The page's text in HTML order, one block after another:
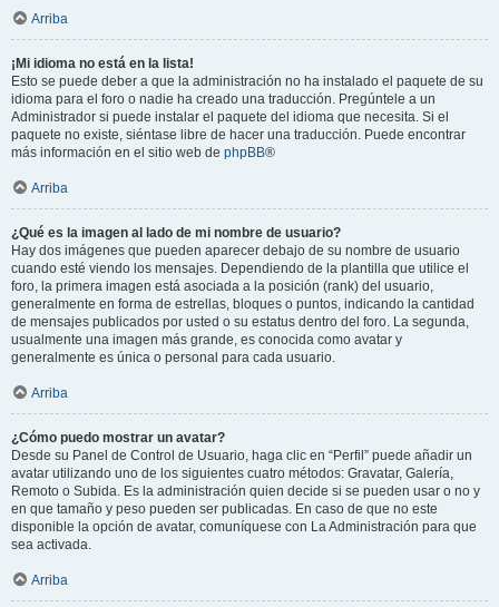
Arriba
¡Mi idioma no está en la lista!
Esto se puede deber a que la administración no ha instalado el paquete de su
idioma para el foro o nadie ha creado una traducción. Pregúntele a un
Administrador si puede instalar el paquete del idioma que necesita. Si el
paquete no existe, siéntase libre de hacer una traducción. Puede encontrar
más información en el sitio web de phpBB®
Arriba
¿Qué es la imagen al lado de mi nombre de usuario?
Hay dos imágenes que pueden aparecer debajo de su nombre de usuario
cuando esté viendo los mensajes. Dependiendo de la plantilla que utilice el
foro, la primera imagen está asociada a la posición (rank) del usuario,
generalmente en forma de estrellas, bloques o puntos, indicando la cantidad
de mensajes publicados por usted o su estatus dentro del foro. La segunda,
usualmente una imagen más grande, es conocida como avatar y
generalmente es única o personal para cada usuario.
Arriba
¿Cómo puedo mostrar un avatar?
Desde su Panel de Control de Usuario, haga clic en “Perfil” puede añadir un
avatar utilizando uno de los siguientes cuatro métodos: Gravatar, Galería,
Remoto o Subida. Es la administración quien decide si se pueden usar o no y
en que tamaño y peso pueden ser publicadas. En caso de que no este
disponible la opción de avatar, comuníquese con La Administración para que
sea activada.
Arriba